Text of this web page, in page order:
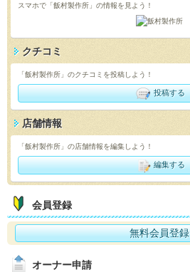
スマホで「飯村製作所」の情報を見よう！
クチコミ
「飯村製作所」のクチコミを投稿しよう！
投稿する
店舗情報
「飯村製作所」の店舗情報を編集しよう！
編集する
会員登録
無料会員登録
オーナー申請